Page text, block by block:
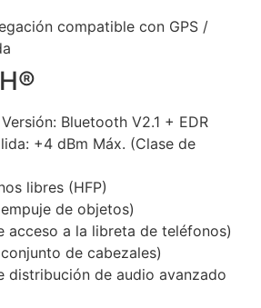
compatible con GPS /
Bluetooth V2.1 + EDR
+4 dBm Máx. (Clase de
libres (HFP)
de objetos)
acceso a la libreta de teléfonos)
de cabezales)
distribución de audio avanzado